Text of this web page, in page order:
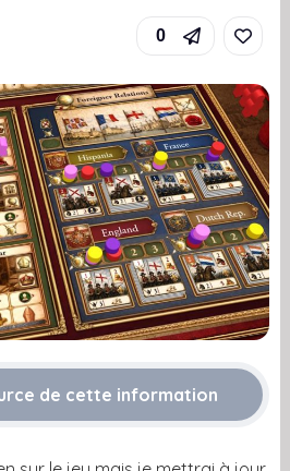
0
de cette information